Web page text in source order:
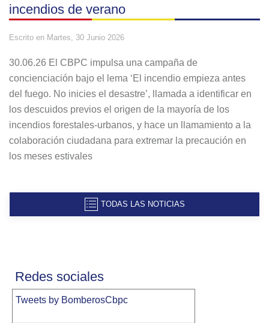
incendios de verano
Escrito en Martes, 30 Junio 2026
30.06.26 El CBPC impulsa una campaña de
concienciación bajo el lema ‘El incendio empieza antes
del fuego. No inicies el desastre’, llamada a identificar en
los descuidos previos el origen de la mayoría de los
incendios forestales-urbanos, y hace un llamamiento a la
colaboración ciudadana para extremar la precaución en
los meses estivales
TODAS LAS NOTICIAS
Redes sociales
Tweets by BomberosCbpc